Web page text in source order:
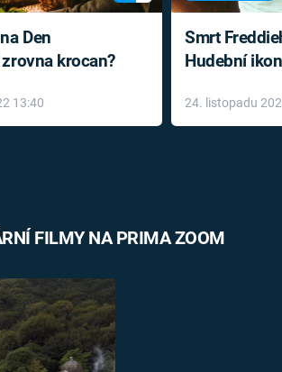
Den
krocan?
13:40
Smrt
Hudební
léky
24. listopadu
FILMY NA PRIMA ZOOM